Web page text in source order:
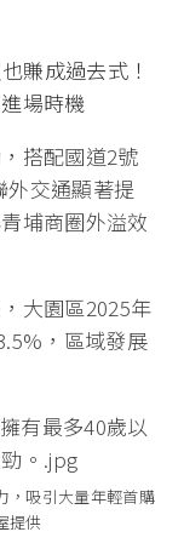
賺成過去式！
場時機
搭配國道2號
外交通顯著提
埔商圈外溢效
大園區2025年
，區域發展
，吸引大量年輕首購
提供